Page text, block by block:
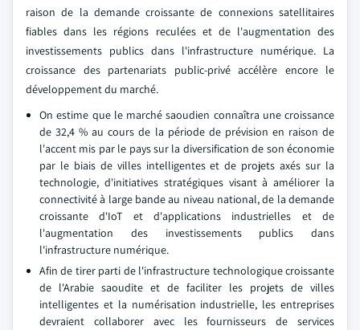
raison de la demande croissante de connexions satellitaires
fiables dans les régions reculées et de l'augmentation des
investissements publics dans l'infrastructure numérique. La
croissance des partenariats public-privé accélère encore le
développement du marché.
On estime que le marché saoudien connaîtra une croissance
de 32,4 % au cours de la période de prévision en raison de
l'accent mis par le pays sur la diversification de son économie
par le biais de villes intelligentes et de projets axés sur la
technologie, d'initiatives stratégiques visant à améliorer la
connectivité à large bande au niveau national, de la demande
croissante d'IoT et d'applications industrielles et de
l'augmentation des investissements publics dans
l'infrastructure numérique.
Afin de tirer parti de l'infrastructure technologique croissante
de l'Arabie saoudite et de faciliter les projets de villes
intelligentes et la numérisation industrielle, les entreprises
devraient collaborer avec les fournisseurs de services